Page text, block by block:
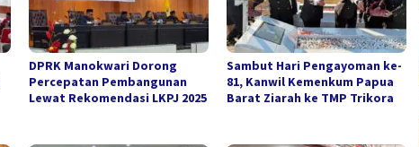
DPRK Manokwari Dorong
Percepatan Pembangunan
Lewat Rekomendasi LKPJ 2025
Sambut Hari Pengayoman ke-
81, Kanwil Kemenkum Papua
Barat Ziarah ke TMP Trikora